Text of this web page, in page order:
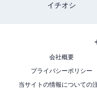
イチオシ
会社概要
プライバシーポリシー
当サイトの情報についての